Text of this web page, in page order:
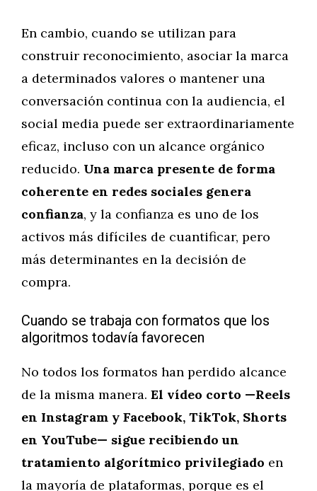
En cambio, cuando se utilizan para
construir reconocimiento, asociar la marca
a determinados valores o mantener una
conversación continua con la audiencia, el
social media puede ser extraordinariamente
eficaz, incluso con un alcance orgánico
reducido. Una marca presente de forma
coherente en redes sociales genera
confianza, y la confianza es uno de los
activos más difíciles de cuantificar, pero
más determinantes en la decisión de
compra.
Cuando se trabaja con formatos que los
algoritmos todavía favorecen
No todos los formatos han perdido alcance
de la misma manera. El vídeo corto —Reels
en Instagram y Facebook, TikTok, Shorts
en YouTube— sigue recibiendo un
tratamiento algorítmico privilegiado en
la mayoría de plataformas, porque es el